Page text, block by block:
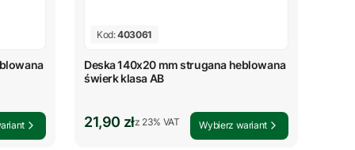
Kod:403061
Deska 140x20 mm strugana heblowana
świerk klasa AB
Cena brutto
21,90 złz %s VAT
z 23% VAT Wybierz wariant